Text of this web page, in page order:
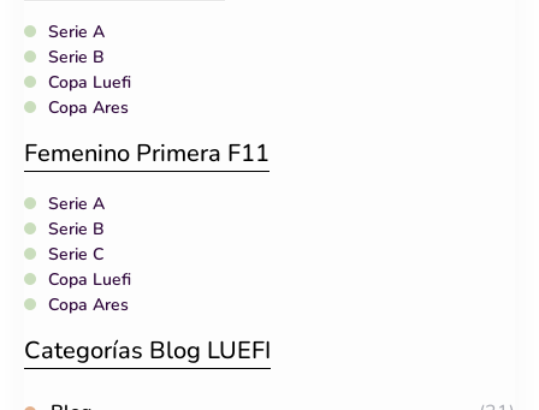
Serie A
Serie B
Copa Luefi
Copa Ares
Femenino Primera F11
Serie A
Serie B
Serie C
Copa Luefi
Copa Ares
Categorías Blog LUEFI